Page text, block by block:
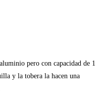
pero con capacidad de 1
y la tobera la hacen una